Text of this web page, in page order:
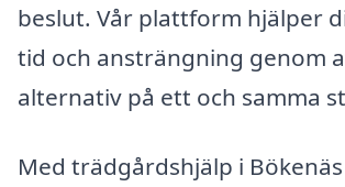
beslut. Vår plattform hjälper
tid och ansträngning genom
alternativ på ett och samma
Med trädgårdshjälp i